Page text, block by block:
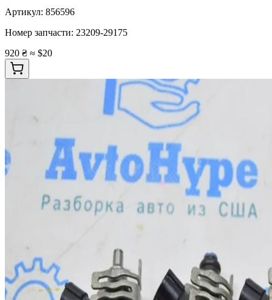
Артикул: 856596
Номер запчасти: 23209-29175
920 ₴ ≈ $20